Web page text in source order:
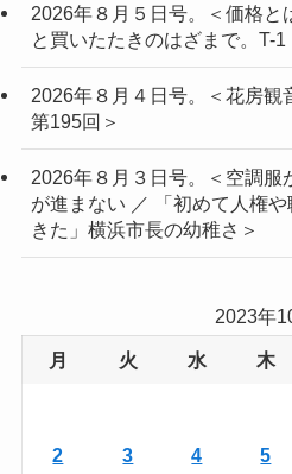
2026年８月５日号。＜価格と
と買いたたきのはざまで。T-1
2026年８月４日号。＜花房
第195回＞
2026年８月３日号。＜空調服
が進まない ／ 「初めて人権
きた」横浜市長の幼稚さ＞
2023年
月 火 水 木
2 3 4 5